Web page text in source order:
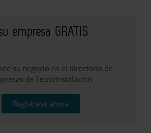
empresa GRATIS
su negocio en el directorio de
de TecnoInstalación
Regístrese ahora